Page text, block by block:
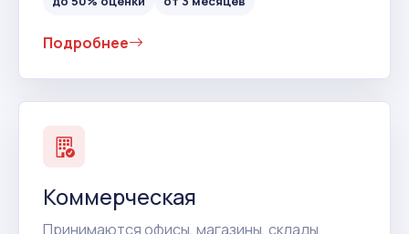
Подробнее
Коммерческая
Принимаются офисы, магазины, склады,